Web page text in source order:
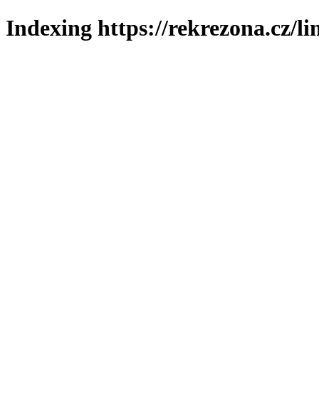
Indexing https://rekrezona.cz/